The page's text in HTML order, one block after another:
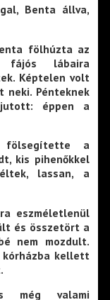
Benta állva,
fölhúzta az
lábaira
Képtelen volt
Pénteknek
éppen a
fölsegítette a
kis pihenőkkel
lassan, a
eszméletlenül
és összetört a
nem mozdult.
kórházba kellett
még valami